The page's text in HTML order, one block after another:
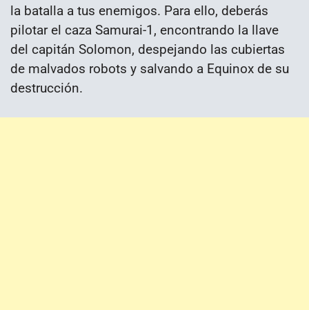
la batalla a tus enemigos. Para ello, deberás
pilotar el caza Samurai-1, encontrando la llave
del capitán Solomon, despejando las cubiertas
de malvados robots y salvando a Equinox de su
destrucción.